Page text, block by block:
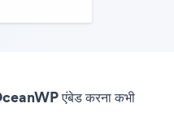
एंबेड करना कभी